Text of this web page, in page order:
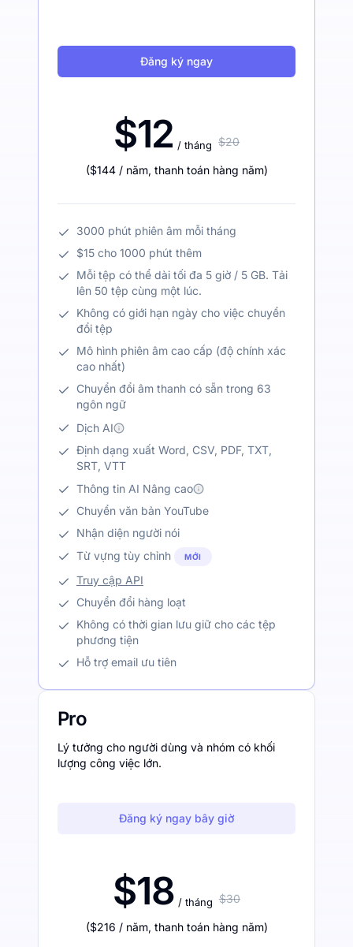
Đăng ký ngay
$12 / tháng $20
($144 / năm, thanh toán hàng năm)
3000 phút phiên âm mỗi tháng
$15 cho 1000 phút thêm
Mỗi tệp có thể dài tối đa 5 giờ / 5 GB. Tải
lên 50 tệp cùng một lúc.
Không có giới hạn ngày cho việc chuyển
đổi tệp
Mô hình phiên âm cao cấp (độ chính xác
cao nhất)
Chuyển đổi âm thanh có sẵn trong 63
ngôn ngữ
Dịch AI
Định dạng xuất Word, CSV, PDF, TXT,
SRT, VTT
Thông tin AI Nâng cao
Chuyển văn bản YouTube
Nhận diện người nói
Từ vựng tùy chỉnh
MỚI
Truy cập API
Chuyển đổi hàng loạt
Không có thời gian lưu giữ cho các tệp
phương tiện
Hỗ trợ email ưu tiên
Pro
Lý tưởng cho người dùng và nhóm có khối
lượng công việc lớn.
Đăng ký ngay bây giờ
$18 / tháng $30
($216 / năm, thanh toán hàng năm)